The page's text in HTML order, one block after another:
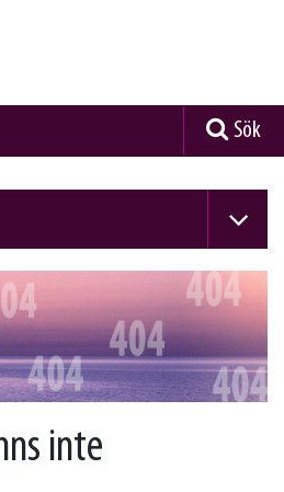
Sök
inte